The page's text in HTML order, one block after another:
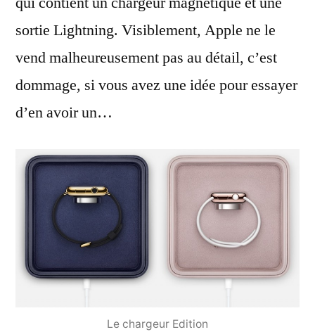
sortie Lightning. Visiblement, Apple ne le
vend malheureusement pas au détail, c’est
dommage, si vous avez une idée pour essayer
d’en avoir un…
Le chargeur Edition